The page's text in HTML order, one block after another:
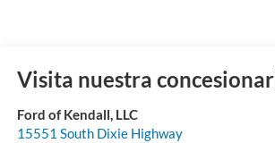
Visita nuestra
Ford of Kendall, LLC
15551 South Dixie Highway